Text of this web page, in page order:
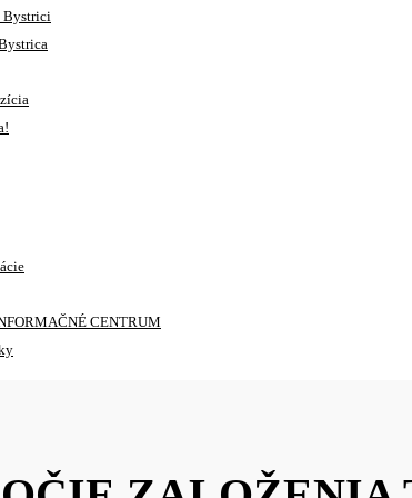
Bystrici
CENTRUM